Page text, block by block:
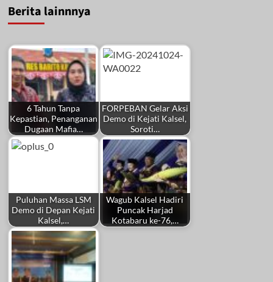
Berita lainnnya
6 Tahun Tanpa
Kepastian, Penanganan
Dugaan Mafia…
FORPEBAN Gelar Aksi
Demo di Kejati Kalsel,
Soroti…
Puluhan Massa LSM
Demo di Depan Kejati
Kalsel,…
Wagub Kalsel Hadiri
Puncak Harjad
Kotabaru ke-76,…